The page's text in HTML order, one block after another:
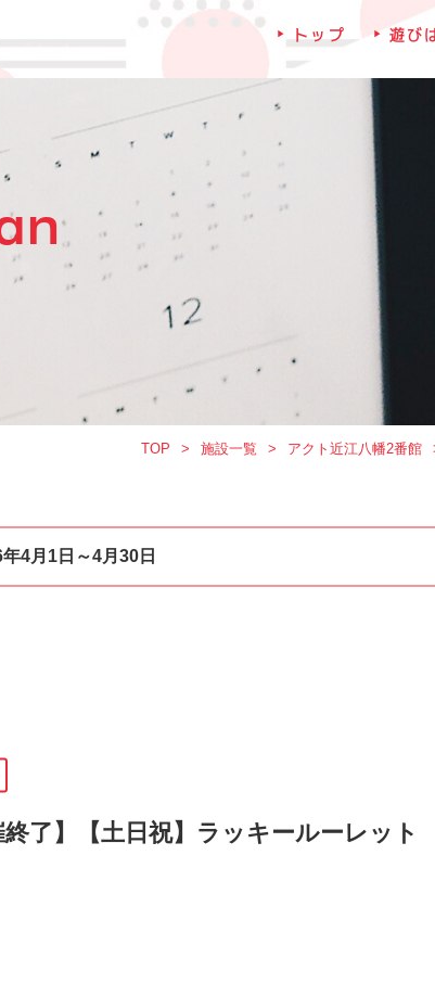
トップ 遊び
TOP 施設一覧 アクト近江八幡2番館
4月1日～4月30日
終了】 【土日祝】ラッキールーレット